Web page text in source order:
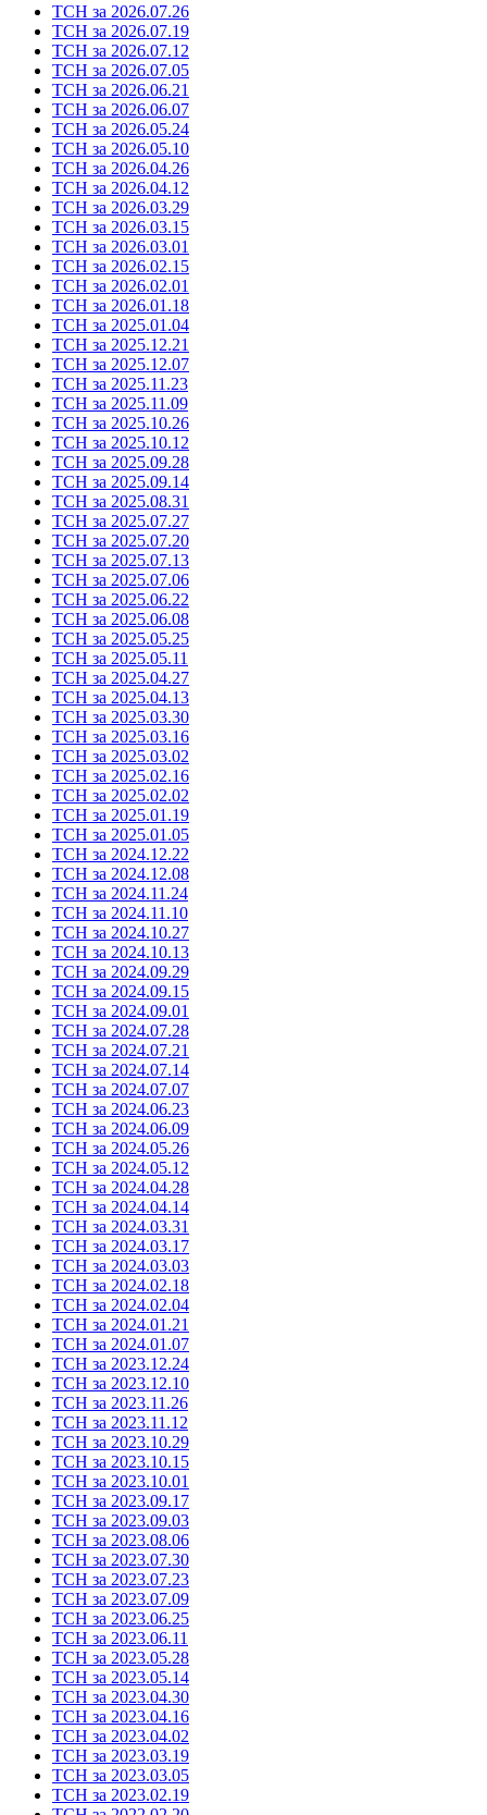
ТСН за 2026.07.26
ТСН за 2026.07.19
ТСН за 2026.07.12
ТСН за 2026.07.05
ТСН за 2026.06.21
ТСН за 2026.06.07
ТСН за 2026.05.24
ТСН за 2026.05.10
ТСН за 2026.04.26
ТСН за 2026.04.12
ТСН за 2026.03.29
ТСН за 2026.03.15
ТСН за 2026.03.01
ТСН за 2026.02.15
ТСН за 2026.02.01
ТСН за 2026.01.18
ТСН за 2025.01.04
ТСН за 2025.12.21
ТСН за 2025.12.07
ТСН за 2025.11.23
ТСН за 2025.11.09
ТСН за 2025.10.26
ТСН за 2025.10.12
ТСН за 2025.09.28
ТСН за 2025.09.14
ТСН за 2025.08.31
ТСН за 2025.07.27
ТСН за 2025.07.20
ТСН за 2025.07.13
ТСН за 2025.07.06
ТСН за 2025.06.22
ТСН за 2025.06.08
ТСН за 2025.05.25
ТСН за 2025.05.11
ТСН за 2025.04.27
ТСН за 2025.04.13
ТСН за 2025.03.30
ТСН за 2025.03.16
ТСН за 2025.03.02
ТСН за 2025.02.16
ТСН за 2025.02.02
ТСН за 2025.01.19
ТСН за 2025.01.05
ТСН за 2024.12.22
ТСН за 2024.12.08
ТСН за 2024.11.24
ТСН за 2024.11.10
ТСН за 2024.10.27
ТСН за 2024.10.13
ТСН за 2024.09.29
ТСН за 2024.09.15
ТСН за 2024.09.01
ТСН за 2024.07.28
ТСН за 2024.07.21
ТСН за 2024.07.14
ТСН за 2024.07.07
ТСН за 2024.06.23
ТСН за 2024.06.09
ТСН за 2024.05.26
ТСН за 2024.05.12
ТСН за 2024.04.28
ТСН за 2024.04.14
ТСН за 2024.03.31
ТСН за 2024.03.17
ТСН за 2024.03.03
ТСН за 2024.02.18
ТСН за 2024.02.04
ТСН за 2024.01.21
ТСН за 2024.01.07
ТСН за 2023.12.24
ТСН за 2023.12.10
ТСН за 2023.11.26
ТСН за 2023.11.12
ТСН за 2023.10.29
ТСН за 2023.10.15
ТСН за 2023.10.01
ТСН за 2023.09.17
ТСН за 2023.09.03
ТСН за 2023.08.06
ТСН за 2023.07.30
ТСН за 2023.07.23
ТСН за 2023.07.09
ТСН за 2023.06.25
ТСН за 2023.06.11
ТСН за 2023.05.28
ТСН за 2023.05.14
ТСН за 2023.04.30
ТСН за 2023.04.16
ТСН за 2023.04.02
ТСН за 2023.03.19
ТСН за 2023.03.05
ТСН за 2023.02.19